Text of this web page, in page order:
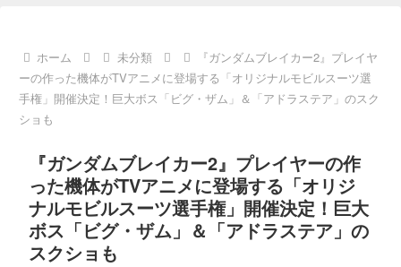
ホーム 未分類
『ガンダムブレイカー2』プレイヤ
ーの作った機体がTVアニメに登場する「オリジナルモビルスーツ選
手権」開催決定！巨大ボス「ビグ・ザム」＆「アドラステア」のスク
ショも
『ガンダムブレイカー2』プレイヤーの作
った機体がTVアニメに登場する「オリジ
ナルモビルスーツ選手権」開催決定！巨大
ボス「ビグ・ザム」＆「アドラステア」の
スクショも